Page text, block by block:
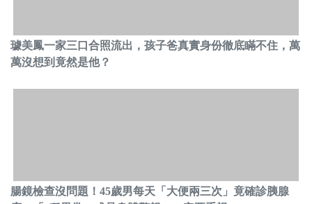
璩美鳳一家三口合照流出，孩子爸真實身份徹底瞞不住，萬
萬沒想到竟然是他？
腸鏡檢查沒問題！45歲男每天「大便兩三次」竟確診胰腺